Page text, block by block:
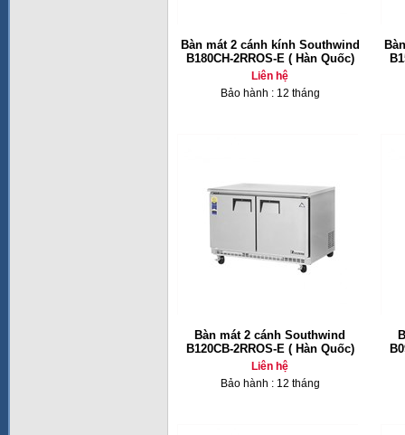
Bàn mát 2 cánh kính Southwind
B180CH-2RROS-E ( Hàn Quốc)
Liên hệ
Bảo hành : 12 tháng
Bàn mát 2 cánh Southwind
B120CB-2RROS-E ( Hàn Quốc)
Liên hệ
Bảo hành : 12 tháng